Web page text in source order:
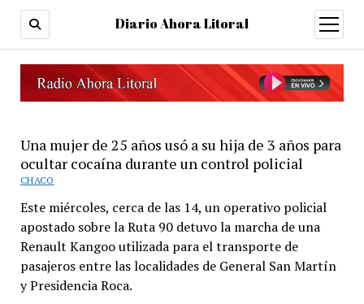
Diario Ahora Litoral
open
menu
Una mujer de 25 años usó a su hija de 3 años para
ocultar cocaína durante un control policial
CHACO
Este miércoles, cerca de las 14, un operativo policial
apostado sobre la Ruta 90 detuvo la marcha de una
Renault Kangoo utilizada para el transporte de
pasajeros entre las localidades de General San Martín
y Presidencia Roca.